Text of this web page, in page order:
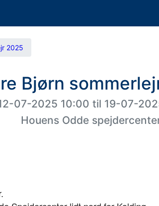
2025
Bjørn
07-2025 10:00 til 19-07-
Houens Odde